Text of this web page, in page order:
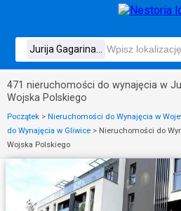
471 nieruchomości do wynajęcia w
Wojska Polskiego
Początek > Nieruchomości do Wynajęcia w
do Wynajęcia w Gliwice > Nieruchomości do
Wojska Polskiego